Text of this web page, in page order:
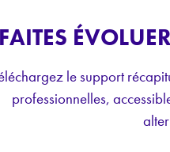
le support
professionnelles,